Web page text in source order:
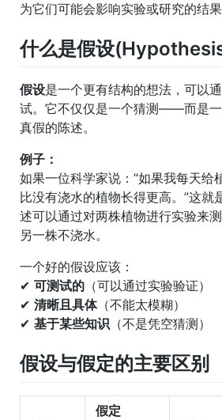
为它们可能会影响实验或研究的结果
什么是假设
假设是一个更有结构的想法，可以
试。它不仅仅是一个猜测——而是
真假的陈述。
例子：
如果一位科学家说：”如果我每天给
比没有浇水的植物长得更高。”这就
述可以通过对两株植物进行实验来
另一株不浇水。
一个好的假设应该：
✔ 可测试的 （可以通过实验验证）
✔ 清晰且具体（不能太模糊）
✔ 基于某些知识 （不是凭空猜测）
假设与假定的主要区别
假定